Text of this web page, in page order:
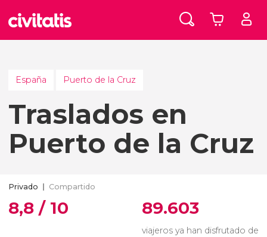
España Puerto de la Cruz
Traslados en
Puerto de la Cruz
Privado Compartido
8,8 / 10 89.603
viajeros ya han disfrutado de